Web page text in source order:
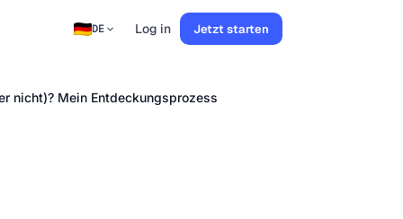
DE Log in Jetzt starten
nicht)? Mein Entdeckungsprozess